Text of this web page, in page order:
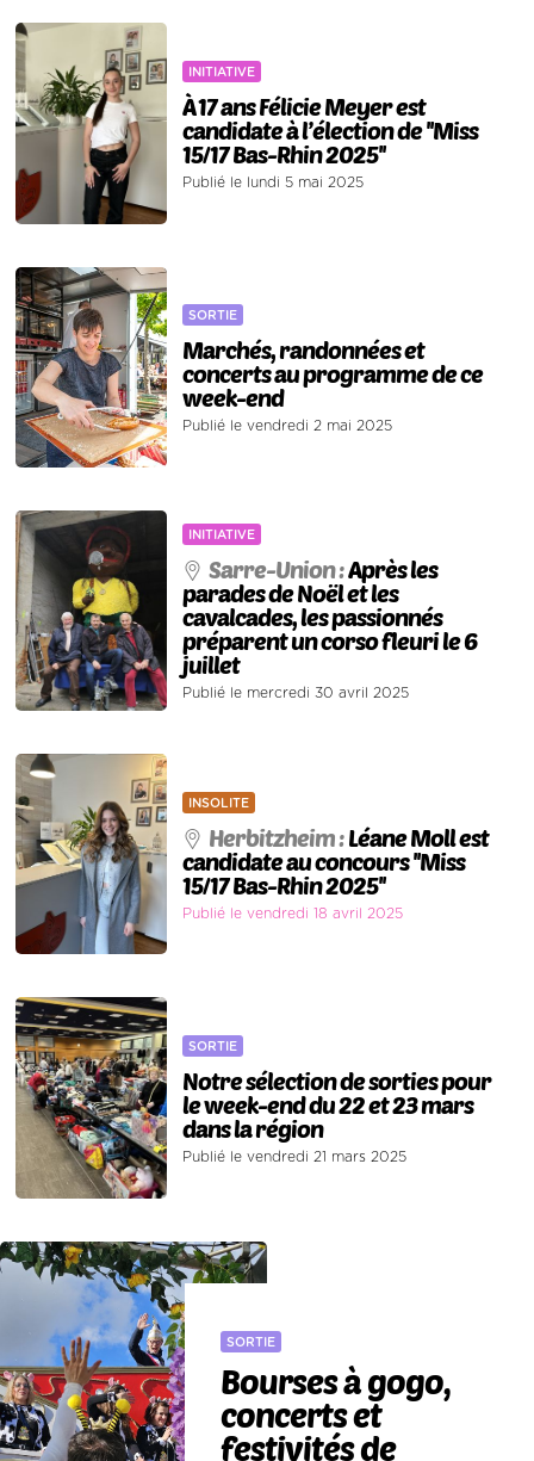
INITIATIVE
À 17 ans Félicie Meyer est
candidate à l’élection de ''Miss
15/17 Bas-Rhin 2025''
Publié le lundi 5 mai 2025
SORTIE
Marchés, randonnées et
concerts au programme de ce
week-end
Publié le vendredi 2 mai 2025
INITIATIVE
Sarre-Union :Après les
parades de Noël et les
cavalcades, les passionnés
préparent un corso fleuri le 6
juillet
Publié le mercredi 30 avril 2025
INSOLITE
Herbitzheim :Léane Moll est
candidate au concours ''Miss
15/17 Bas-Rhin 2025''
Publié le vendredi 18 avril 2025
SORTIE
Notre sélection de sorties pour
le week-end du 22 et 23 mars
dans la région
Publié le vendredi 21 mars 2025
SORTIE
Bourses à gogo,
concerts et
festivités de